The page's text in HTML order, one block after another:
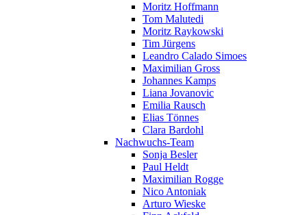
Moritz Hoffmann
Tom Malutedi
Moritz Raykowski
Tim Jürgens
Leandro Calado Simoes
Maximilian Gross
Johannes Kamps
Liana Jovanovic
Emilia Rausch
Elias Tönnes
Clara Bardohl
Nachwuchs-Team
Sonja Besler
Paul Heldt
Maximilian Rogge
Nico Antoniak
Arturo Wieske